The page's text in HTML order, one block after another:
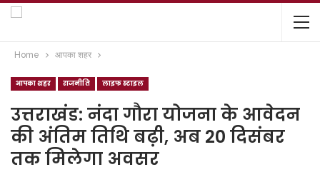
Home आपका शहर
आपका शहर राजनीति लाइफ स्टाइल
उत्तराखंड: नंदा गौरा योजना के आवेदन
की अंतिम तिथि बढ़ी, अब 20 दिसंबर
तक मिलेगा अवसर